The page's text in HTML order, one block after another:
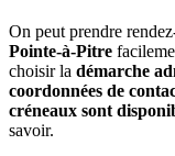
On peut prendre
Pointe-à-Pitre
choisir la démarche
coordonnées de
créneaux sont
savoir.